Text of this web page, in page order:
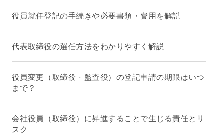
役員就任登記の手続きや必要書類・費用を解説
代表取締役の選任方法をわかりやすく解説
役員変更（取締役・監査役）の登記申請の期限はいつ
まで？
会社役員（取締役）に昇進することで生じる責任とリ
スク